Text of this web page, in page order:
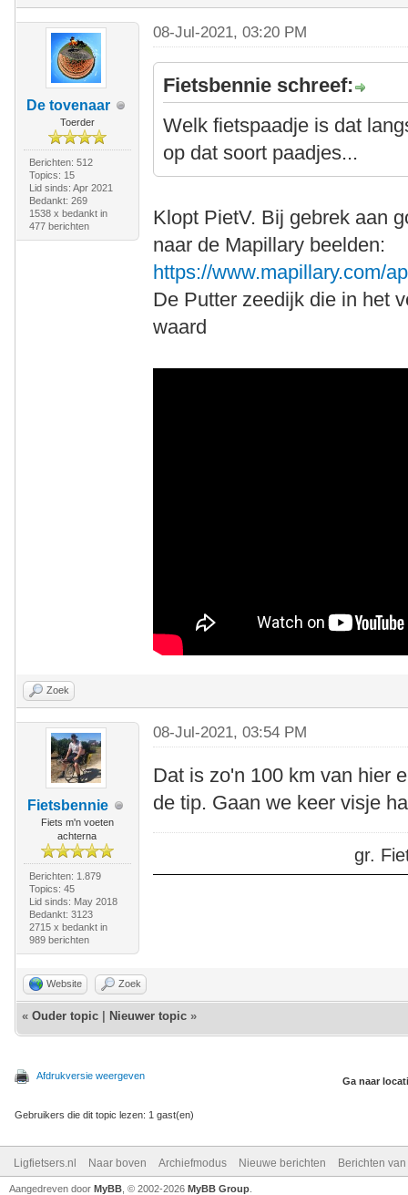
De tovenaar
Toerder
Berichten: 512
Topics: 15
Lid sinds: Apr 2021
Bedankt: 269
1538 x bedankt in
477 berichten
08-Jul-2021, 03:20 PM
Fietsbennie schreef:
Welk fietspaadje is dat
op dat soort paadjes...
Klopt PietV. Bij gebrek aan
naar de Mapillary beelden:
https://www.mapillary.com/
De Putter zeedijk die in het
waard
Zoek
Fietsbennie
Fiets m'n voeten
achterna
Berichten: 1.879
Topics: 45
Lid sinds: May 2018
Bedankt: 3123
2715 x bedankt in
989 berichten
08-Jul-2021, 03:54 PM
Dat is zo'n 100 km van hier
de tip. Gaan we keer visje
gr.
Website Zoek
« Ouder topic Nieuwer topic »
Afdrukversie weergeven Ga naar
Gebruikers die dit topic lezen: 1 gast(en)
Ligfietsers.nl Naar boven Archiefmodus Nieuwe berichten Berichten
Aangedreven door MyBB , © 2002-2026 MyBB Group